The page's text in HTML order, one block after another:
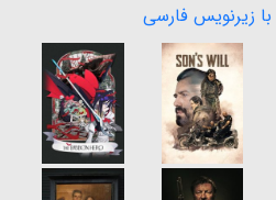
با زیرنویس فارسی